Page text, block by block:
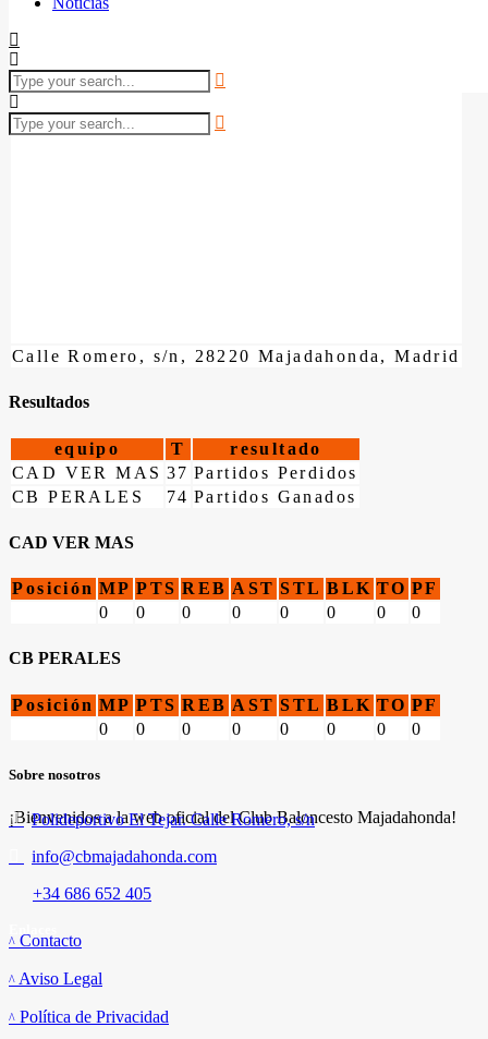
Calle Romero, s/n, 28220 Majadahonda, Madrid
Resultados
equipo T
resultado
CAD VER MAS 37 Partidos Perdidos
CB PERALES
74 Partidos Ganados
CAD VER MAS
Posición MP PTS REB AST STL BLK TO PF
0
0 0 0 0 0 0 0
CB PERALES
Posición MP PTS REB AST STL BLK TO PF
0
0 0 0 0 0 0 0
Sobre nosotros
¡Bienvenidos a la web oficial del Club Baloncesto Majadahonda!
Polideportivo El Tejar. Calle Romero, s/n
info@cbmajadahonda.com
+34 686 652 405
Contacto
Aviso Legal
Política de Privacidad